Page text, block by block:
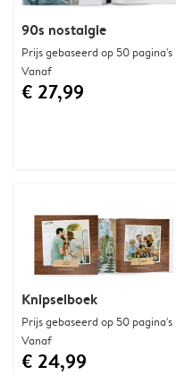
Knipselboek
Prijs gebaseerd op 50 pagina's
Vanaf
€ 24,99
90s nostalgie
Prijs gebaseerd op 50 pagina's
Vanaf
€ 27,99